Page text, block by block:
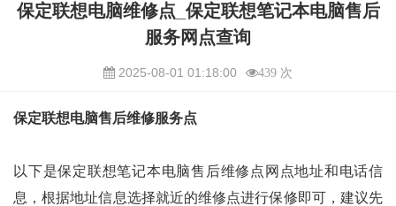
保定联想电脑维修点_保定联想笔记本电脑售后
服务网点查询
2025-08-01 01:18:00 439 次
保定联想电脑售后维修服务点
以下是保定联想笔记本电脑售后维修点网点地址和电话信
息，根据地址信息选择就近的维修点进行保修即可，建议先